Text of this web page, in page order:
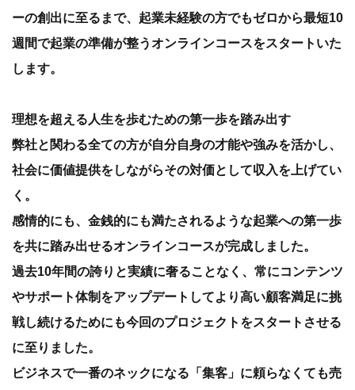
ーの創出に至るまで、起業未経験の方でもゼロから最短10
週間で起業の準備が整うオンラインコースをスタートいた
します。
理想を超える人生を歩むための第一歩を踏み出す
弊社と関わる全ての方が自分自身の才能や強みを活かし、
社会に価値提供をしながらその対価として収入を上げてい
く。
感情的にも、金銭的にも満たされるような起業への第一歩
を共に踏み出せるオンラインコースが完成しました。
過去10年間の誇りと実績に奢ることなく、常にコンテンツ
やサポート体制をアップデートしてより高い顧客満足に挑
戦し続けるためにも今回のプロジェクトをスタートさせる
に至りました。
ビジネスで一番のネックになる「集客」に頼らなくても売